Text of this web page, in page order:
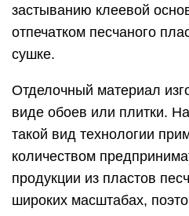
застыванию клеевой
отпечатком песчаного
сушке.
Отделочный материал
виде обоев или плитки.
такой вид технологии
количеством
продукции из пластов
широких масштабах,